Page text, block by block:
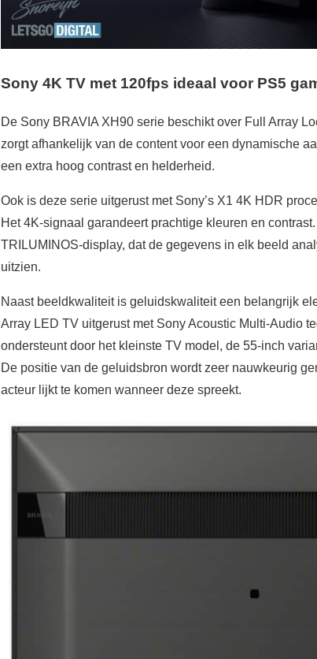
Sony 4K TV met 120fps ideaal voor PS5
De Sony BRAVIA XH90 serie beschikt over Full Array
zorgt afhankelijk van de content voor een dynamische
een extra hoog contrast en helderheid.
Ook is deze serie uitgerust met Sony’s X1 4K HDR
Het 4K-signaal garandeert prachtige kleuren en
TRILUMINOS-display, dat de gegevens in elk beeld
uitzien.
Naast beeldkwaliteit is geluidskwaliteit een belangrijk
Array LED TV uitgerust met Sony Acoustic Multi-Audio
ondersteunt door het kleinste TV model, de 55-inch
De positie van de geluidsbron wordt zeer nauwkeurig
acteur lijkt te komen wanneer deze spreekt.